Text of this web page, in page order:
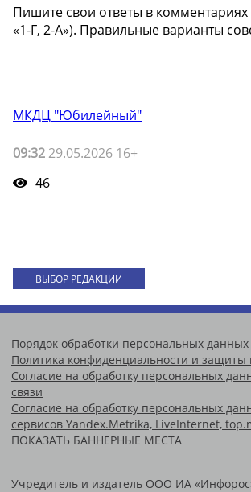
Пишите свои ответы в
«1-Г, 2-А»). Правильные варианты
МКДЦ "Юбилейный"
09:32 29.05.2026 16+
46
ВЫБОР РЕДАКЦИИ
Порядок обработки персональных данных
Политика конфиденциальности и
Согласие на обработку персональных
связи
Согласие на обработку персональных
сервисов Yandex.Metrika, LiveInternet,
ПОКАЗАТЬ БАННЕРНЫЕ МЕСТА
Учредитель и издатель ООО ИА